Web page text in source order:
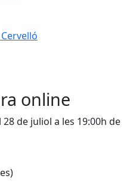
online
de juliol a les 19:00h de